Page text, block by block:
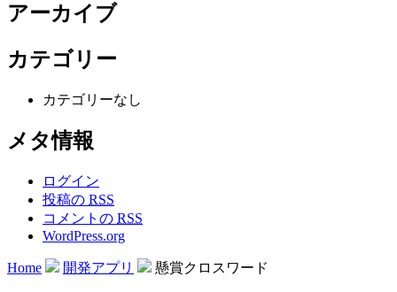
アーカイブ
カテゴリー
カテゴリーなし
メタ情報
ログイン
投稿の RSS
コメントの RSS
WordPress.org
Home 開発アプリ 懸賞クロスワード